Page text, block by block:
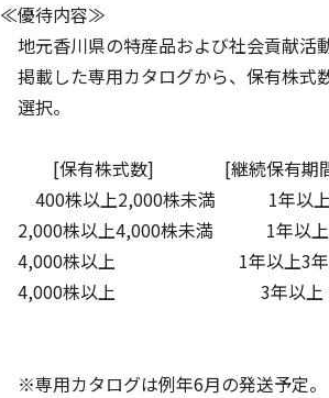
≪優待内容≫
地元香川県の特産品および社会貢献活
掲載した専用カタログから、保有株式
選択。
[保有株式数] [継続保有期
400株以上2,000株未満 1年
2,000株以上4,000株未満 1
4,000株以上 1年以上3年
4,000株以上 3年以上
※専用カタログは例年6月の発送予定。